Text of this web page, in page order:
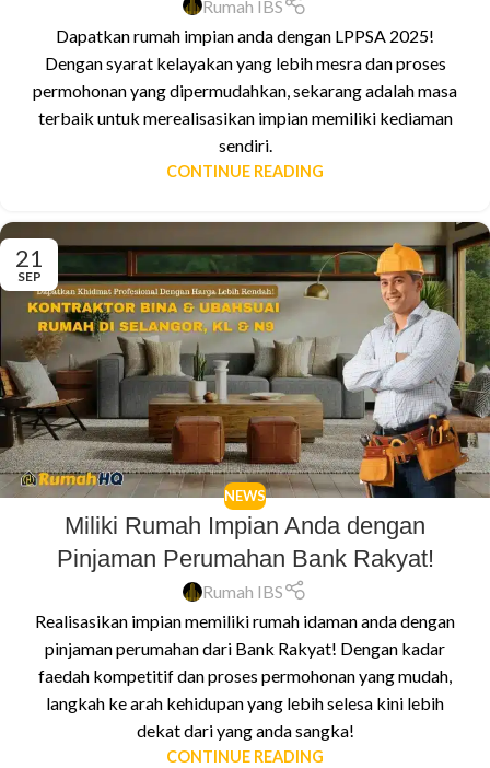
Rumah IBS
Dapatkan rumah impian anda dengan LPPSA 2025!
Dengan syarat kelayakan yang lebih mesra dan proses
permohonan yang dipermudahkan, sekarang adalah masa
terbaik untuk merealisasikan impian memiliki kediaman
sendiri.
CONTINUE READING
21
SEP
NEWS
Miliki Rumah Impian Anda dengan
Pinjaman Perumahan Bank Rakyat!
Rumah IBS
Realisasikan impian memiliki rumah idaman anda dengan
pinjaman perumahan dari Bank Rakyat! Dengan kadar
faedah kompetitif dan proses permohonan yang mudah,
langkah ke arah kehidupan yang lebih selesa kini lebih
dekat dari yang anda sangka!
CONTINUE READING